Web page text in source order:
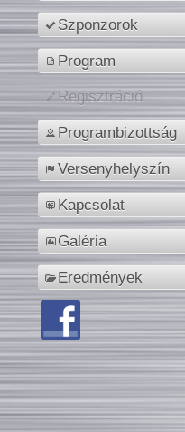
Szponzorok
Program
Regisztráció
Programbizottság
Versenyhelyszín
Kapcsolat
Galéria
Eredmények